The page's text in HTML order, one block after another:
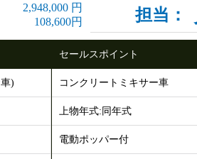
2,948,000 円
108,600円 担当：
)
セールスポイント
コンクリートミキサー車
上物年式:同年式
電動ポッパー付